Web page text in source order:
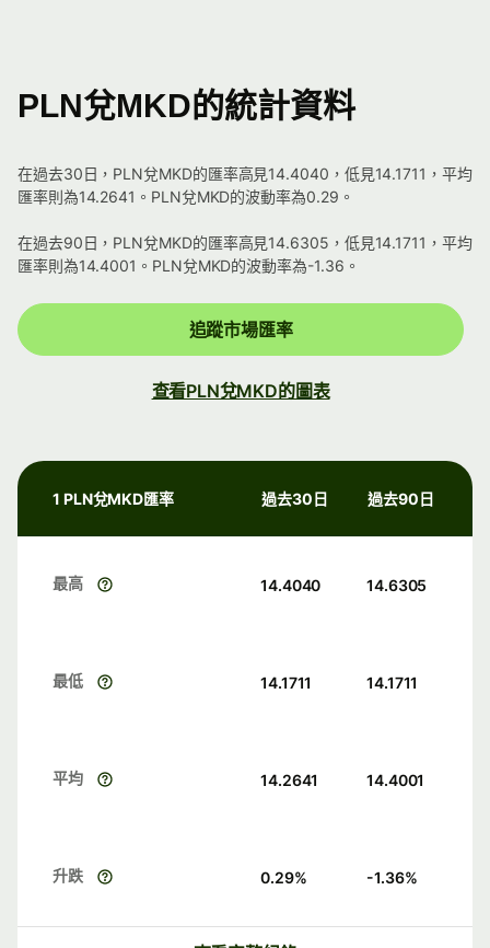
PLN兌MKD的統計資料
在過去30日，PLN兌MKD的匯率高見14.4040，低見14.1711，平均
匯率則為14.2641。PLN兌MKD的波動率為0.29。
在過去90日，PLN兌MKD的匯率高見14.6305，低見14.1711，平均
匯率則為14.4001。PLN兌MKD的波動率為-1.36。
追蹤市場匯率
查看PLN兌MKD的圖表
1 PLN兌MKD匯率 過去30日 過去90日
最高 14.4040 14.6305
最低 14.1711 14.1711
平均 14.2641 14.4001
升跌 0.29% -1.36%